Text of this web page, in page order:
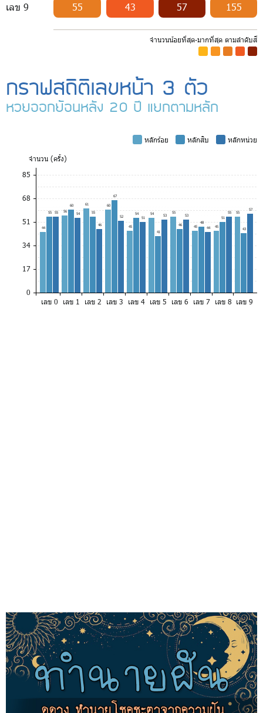
เลข 9 55 43 57 155
จำนวนน้อยที่สุด-มากที่สุด ตามลำดับสี
กราฟสถิติเลขหน้า 3 ตัว
หวยออกย้อนหลัง 20 ปี แยกตามหลัก
หลักร้อย หลักสิบ
หลักหน่วย
จำนวน (ครั้ง)
85
68
51
34
17
0
44
55 55 56
60
54
61
55
46
60
67
52
45
54
51
54
41
53
55
46
53
45
48
44
45
51
55 55
43
57
เลข 0 เลข 1 เลข 2 เลข 3 เลข 4 เลข 5 เลข 6 เลข 7 เลข 8 เลข 9